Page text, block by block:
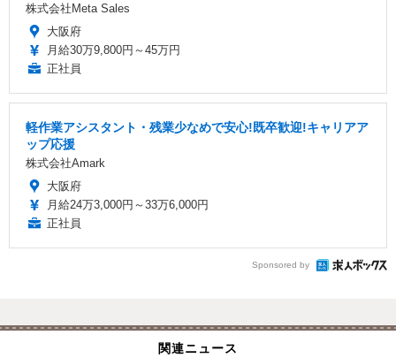
株式会社Meta Sales
大阪府
月給30万9,800円～45万円
正社員
軽作業アシスタント・残業少なめで安心!既卒歓迎!キャリアア
ップ応援
株式会社Amark
大阪府
月給24万3,000円～33万6,000円
正社員
Sponsored by
関連ニュース